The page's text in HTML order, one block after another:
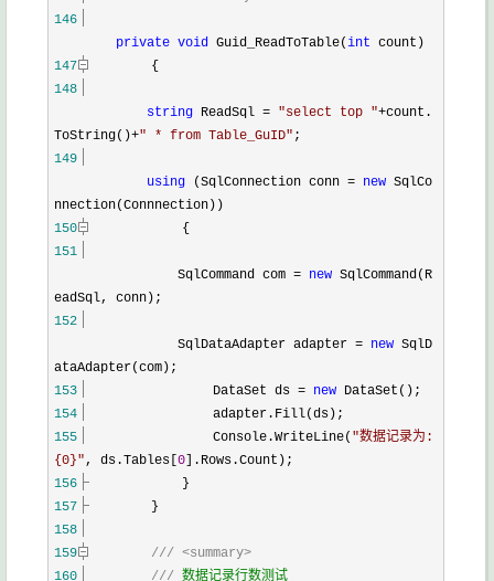
146
private void Guid_ReadToTable(int count)
147
{
148
string ReadSql = "select top "+count.
ToString()+" * from Table_GuID" ;
149
using (SqlConnection conn = new SqlCo
nnection(Connnection))
150
{
151
SqlCommand com = new SqlCommand(R
eadSql, conn);
152
SqlDataAdapter adapter = new SqlD
ataAdapter(com);
153
DataSet ds = new DataSet();
154
adapter.Fill(ds);
155
Console.WriteLine( "数据记录为:
{0}", ds.Tables[ 0 ].Rows.Count);
156
}
157
}
158
159
/// <summary>
160
/// 数据记录行数测试